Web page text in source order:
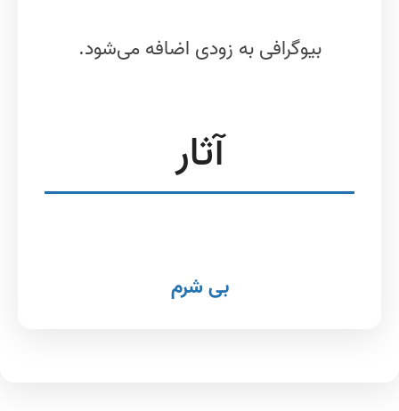
بیوگرافی به زودی اضافه می‌شود.
آثار
بی شرم